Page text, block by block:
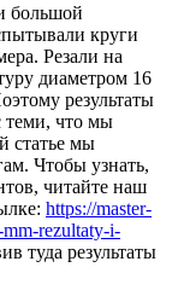
большой
круги
Резали на
диаметром 16
результаты
теми, что мы
статье мы
Чтобы узнать,
читайте наш
https://master-
rezultaty-i-
туда результаты